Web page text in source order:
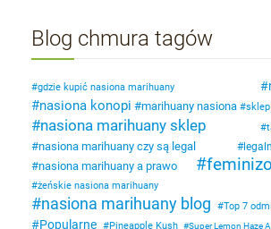
Blog chmura tagów
gdzie kupić nasiona marihuany
nasiona konopi marihuany nasiona
nasiona marihuany sklep
nasiona marihuany czy są legal
nasiona marihuany a prawo
żeńskie nasiona marihuany
nasiona marihuany blog Top 7
Popularne Pineapple Kush Super Lemon Haze